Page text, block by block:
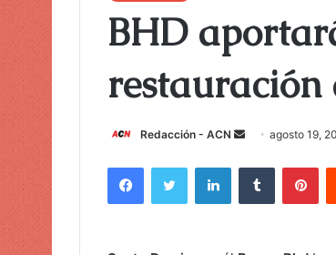
BHD
restauración
Redacción - ACN agosto 19,